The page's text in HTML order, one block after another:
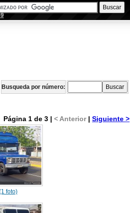
Busqueda por número:
Página 1 de 3 |< Anterior|Siguiente >
foto)